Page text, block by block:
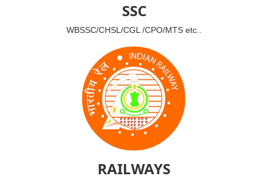
SSC
WBSSC/CHSL/CGL /CPO/MTS etc..
RAILWAYS